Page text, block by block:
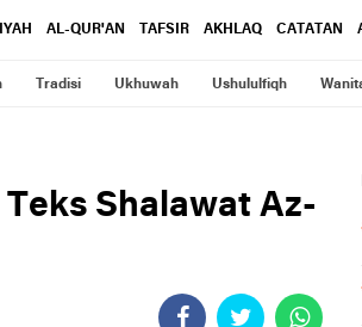
AL-QUR'AN TAFSIR AKHLAQ CATATAN
Tradisi Ukhuwah Ushululfiqh
Shalawat Az-